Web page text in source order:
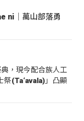
ni｜萬山部落勇
，現今配合族人工
(Ta‘avala)」凸顯